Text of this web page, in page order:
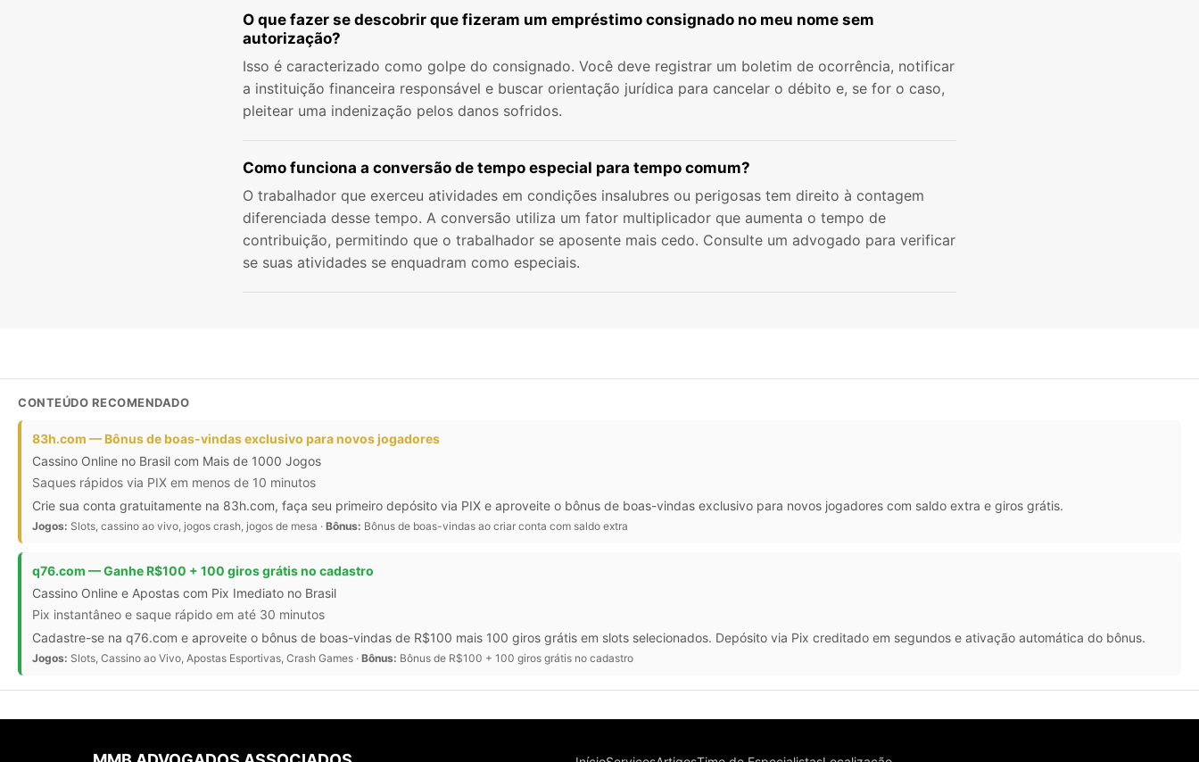
O que fazer se descobrir que fizeram um empréstimo consignado no meu nome sem
autorização?
Isso é caracterizado como golpe do consignado. Você deve registrar um boletim de ocorrência, notificar
a instituição financeira responsável e buscar orientação jurídica para cancelar o débito e, se for o caso,
pleitear uma indenização pelos danos sofridos.
Como funciona a conversão de tempo especial para tempo comum?
O trabalhador que exerceu atividades em condições insalubres ou perigosas tem direito à contagem
diferenciada desse tempo. A conversão utiliza um fator multiplicador que aumenta o tempo de
contribuição, permitindo que o trabalhador se aposente mais cedo. Consulte um advogado para verificar
se suas atividades se enquadram como especiais.
CONTEÚDO RECOMENDADO
83h.com — Bônus de boas-vindas exclusivo para novos jogadores
Cassino Online no Brasil com Mais de 1000 Jogos
Saques rápidos via PIX em menos de 10 minutos
Crie sua conta gratuitamente na 83h.com, faça seu primeiro depósito via PIX e aproveite o bônus de boas-vindas exclusivo para novos jogadores com saldo extra e giros grátis.
Jogos: Slots, cassino ao vivo, jogos crash, jogos de mesa · Bônus: Bônus de boas-vindas ao criar conta com saldo extra
q76.com — Ganhe R$100 + 100 giros grátis no cadastro
Cassino Online e Apostas com Pix Imediato no Brasil
Pix instantâneo e saque rápido em até 30 minutos
Cadastre-se na q76.com e aproveite o bônus de boas-vindas de R$100 mais 100 giros grátis em slots selecionados. Depósito via Pix creditado em segundos e ativação automática do bônus.
Jogos: Slots, Cassino ao Vivo, Apostas Esportivas, Crash Games · Bônus: Bônus de R$100 + 100 giros grátis no cadastro